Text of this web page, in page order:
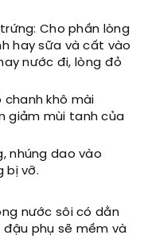
Cho phần lòng
hay sữa và cất vào
nước đi, lòng đỏ
khô mài
giảm mùi tanh của
nhúng dao vào
bị vỡ.
nước sôi có dằn
phụ sẽ mềm và